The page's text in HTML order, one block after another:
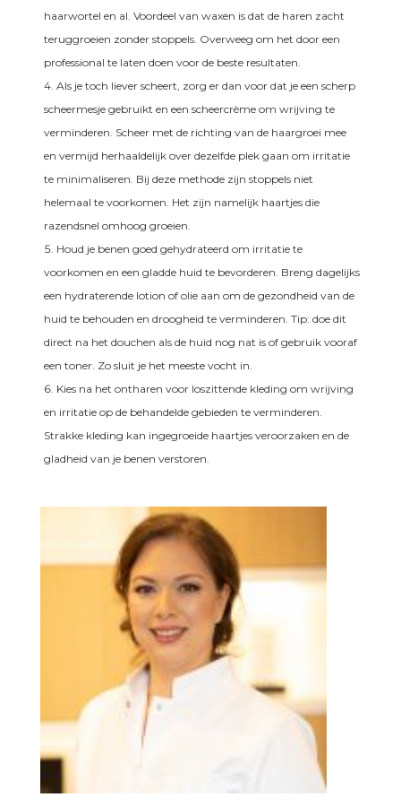
haarwortel en al. Voordeel van waxen is dat de haren zacht
teruggroeien zonder stoppels. Overweeg om het door een
professional te laten doen voor de beste resultaten.
Als je toch liever scheert, zorg er dan voor dat je een scherp
scheermesje gebruikt en een scheercrème om wrijving te
verminderen. Scheer met de richting van de haargroei mee
en vermijd herhaaldelijk over dezelfde plek gaan om irritatie
te minimaliseren. Bij deze methode zijn stoppels niet
helemaal te voorkomen. Het zijn namelijk haartjes die
razendsnel omhoog groeien.
Houd je benen goed gehydrateerd om irritatie te
voorkomen en een gladde huid te bevorderen. Breng dagelijks
een hydraterende lotion of olie aan om de gezondheid van de
huid te behouden en droogheid te verminderen. Tip: doe dit
direct na het douchen als de huid nog nat is of gebruik vooraf
een toner. Zo sluit je het meeste vocht in.
Kies na het ontharen voor loszittende kleding om wrijving
en irritatie op de behandelde gebieden te verminderen.
Strakke kleding kan ingegroeide haartjes veroorzaken en de
gladheid van je benen verstoren.